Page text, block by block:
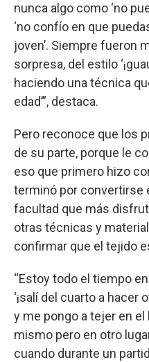
nunca algo como ‘no
‘no confío en que
joven’. Siempre fueron
sorpresa, del estilo
haciendo una técnica
edad’”, destaca.
Pero reconoce que los
de su parte, porque le
eso que primero hizo
terminó por convertirse
facultad que más
otras técnicas y
confirmar que el tejido
“Estoy todo el tiempo
‘¡salí del cuarto a hacer
y me pongo a tejer en el
mismo pero en otro
cuando durante un